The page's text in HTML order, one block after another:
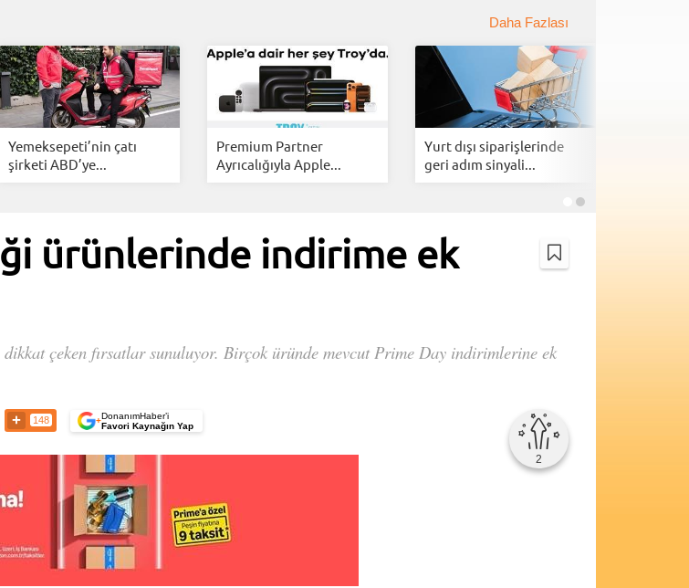
Bitcoin Dizi Önerileri Önerileri
Çöktü Mü
Daha Fazlası
Yemeksepeti’nin çatı
şirketi ABD’ye...
Premium Partner
Ayrıcalığıyla Apple...
Yurt dışı siparişlerinde
geri adım sinyali...
ürünlerinde indirime ek
çeken fırsatlar sunuluyor. Birçok üründe mevcut Prime Day indirimlerine ek
148 +DonanımHaber’i
Favori Kaynağın Yap
2